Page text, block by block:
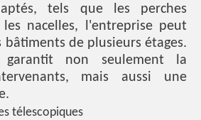
tels que les perches
nacelles, l'entreprise peut
de plusieurs étages.
garantit non seulement la
mais aussi une
télescopiques